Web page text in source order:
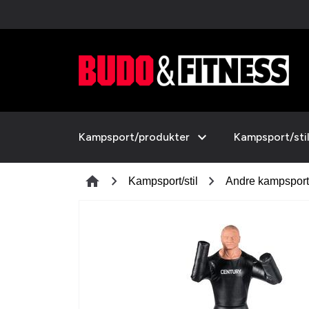
Kampsport/produkter expand_more Kampsport/stil
home chevron_right Kampsport/stil chevron_right Andre